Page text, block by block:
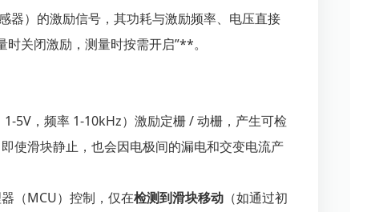
器）的激励信号，其功耗与激励频率、电压直接
关闭激励，测量时按需开启”**。
5V，频率 1-10kHz）激励定栅 / 动栅，产生可检
使滑块静止，也会因电极间的漏电和交变电流产
（MCU）控制，仅在检测到滑块移动 （如通过初